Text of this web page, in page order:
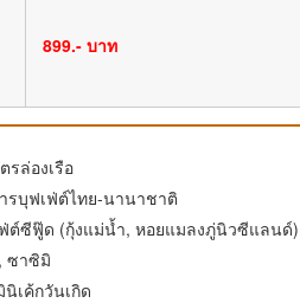
899.- บาท
รล่องเรือ
รบุฟเฟ่ต์ไทย-นานาชาติ
ต์ซีฟู๊ด (กุ้งแม่น้ำ, หอยแมลงภู่นิวซีแลนด์)
ซาซิมิ
เค้กวันเกิด